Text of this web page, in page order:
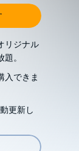
リジナル
。
入できま
更新し